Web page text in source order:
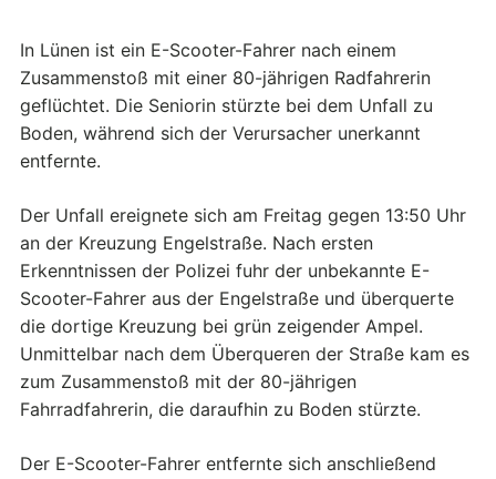
In Lünen ist ein E-Scooter-Fahrer nach einem
Zusammenstoß mit einer 80-jährigen Radfahrerin
geflüchtet. Die Seniorin stürzte bei dem Unfall zu
Boden, während sich der Verursacher unerkannt
entfernte.
Der Unfall ereignete sich am Freitag gegen 13:50 Uhr
an der Kreuzung Engelstraße. Nach ersten
Erkenntnissen der Polizei fuhr der unbekannte E-
Scooter-Fahrer aus der Engelstraße und überquerte
die dortige Kreuzung bei grün zeigender Ampel.
Unmittelbar nach dem Überqueren der Straße kam es
zum Zusammenstoß mit der 80-jährigen
Fahrradfahrerin, die daraufhin zu Boden stürzte.
Der E-Scooter-Fahrer entfernte sich anschließend